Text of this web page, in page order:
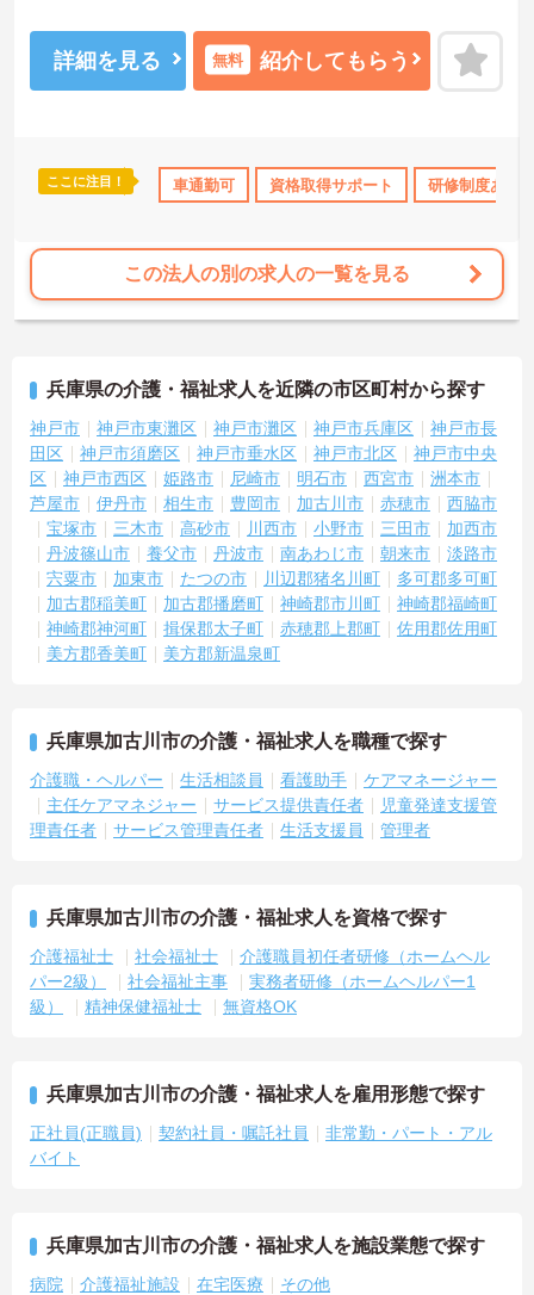
休日110日以上 資格取得サポート 研修制度あり 産休･育休･介
日勤のみのお仕事で、週3日～勤務OK！シフトの相談も可能なため
自分のペースで働くことができます！しっかりとしたフォロー体制
で、経験に関わらず安心してスタートできます。
詳細を見る 無料 紹介してもらう
ここに注目！ 車通勤可 資格取得サポート 研修制度あり
この法人の別の求人の一覧を見る
兵庫県の介護・福祉求人を近隣の市区町村から探す
神戸市 神戸市東灘区 神戸市灘区 神戸市兵庫区
神戸市長
田区
神戸市須磨区 神戸市垂水区 神戸市北区
神戸市中央
区
神戸市西区 姫路市 尼崎市 明石市 西宮市
洲本市
芦屋市
伊丹市 相生市 豊岡市 加古川市 赤穂市
西脇市
宝塚市
三木市 高砂市 川西市 小野市 三田市
加西市
丹波篠山市
養父市 丹波市 南あわじ市 朝来市
淡路市
宍粟市
加東市 たつの市 川辺郡猪名川町
多可郡多可町
加古郡稲美町
加古郡播磨町 神崎郡市川町
神崎郡福崎町
神崎郡神河町
揖保郡太子町 赤穂郡上郡町
佐用郡佐用町
美方郡香美町
美方郡新温泉町
兵庫県加古川市の介護・福祉求人を職種で探す
介護職・ヘルパー 生活相談員 看護助手
ケアマネージャー
主任ケアマネジャー
サービス提供責任者
児童発達支援管
理責任者
サービス管理責任者 生活支援員 管理者
兵庫県加古川市の介護・福祉求人を資格で探す
介護福祉士 社会福祉士
介護職員初任者研修（ホームヘル
パー2級）
社会福祉主事
実務者研修（ホームヘルパー1
級）
精神保健福祉士 無資格OK
兵庫県加古川市の介護・福祉求人を雇用形態で探す
正社員(正職員) 契約社員・嘱託社員
非常勤・パート・アル
バイト
兵庫県加古川市の介護・福祉求人を施設業態で探す
病院 介護福祉施設 在宅医療 その他